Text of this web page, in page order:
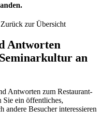
Zurück zur Übersicht
Antworten
an
Antworten zum Restaurant-
Sie ein öffentliches,
andere Besucher interessieren